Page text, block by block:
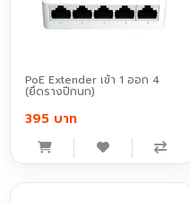
PoE Extender เข้า 1 ออก 4
(ยึดรางปีกนก)
395 บาท